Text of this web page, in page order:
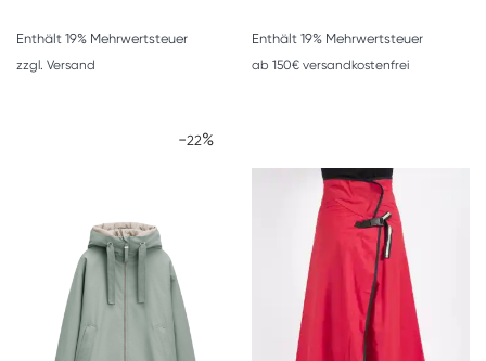
Enthält 19% Mehrwertsteuer
zzgl. Versand
Enthält 19% Mehrwertsteuer
ab 150€ versandkostenfrei
-22%